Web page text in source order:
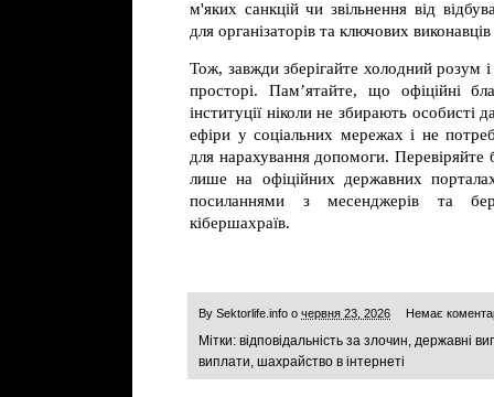
м'яких санкцій чи звільнення від
для організаторів та ключових
Тож, завжди зберігайте холодний розум
просторі. Пам’ятайте, що офіційні
інституції ніколи не збирають особисті
ефіри у соціальних мережах і не
для нарахування допомоги.
лише на офіційних державних
посиланнями з месенджерів та
кібершахраїв.
By Sektorlife.info о червня 23, 2026 Немає
Мітки: відповідальність за злочин, державні
виплати, шахрайство в інтернеті